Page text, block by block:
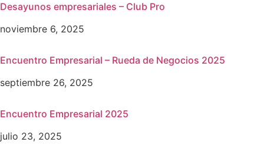
Desayunos empresariales – Club Pro
noviembre 6, 2025
Encuentro Empresarial – Rueda de Negocios 2025
septiembre 26, 2025
Encuentro Empresarial 2025
julio 23, 2025